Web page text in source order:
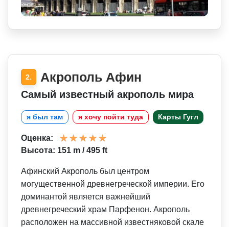
2. Акрополь Афин
Самый известный акрополь мира
я был там я хочу пойти туда Карты Гугл
Оценка:
Высота: 151 m / 495 ft
Афинский Акрополь был центром
могущественной древнегреческой империи. Его
доминантой является важнейший
древнегреческий храм Парфенон. Акрополь
расположен на массивной известняковой скале